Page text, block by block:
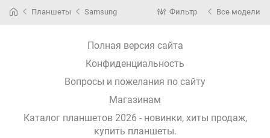
Планшеты Samsung Фильтр Все модели
Полная версия сайта
Конфиденциальность
Вопросы и пожелания по сайту
Магазинам
Каталог планшетов 2026 - новинки, хиты продаж,
купить планшеты.